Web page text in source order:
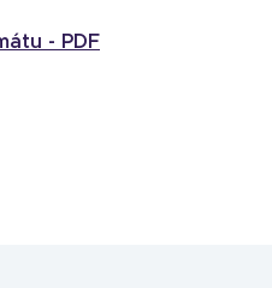
- PDF